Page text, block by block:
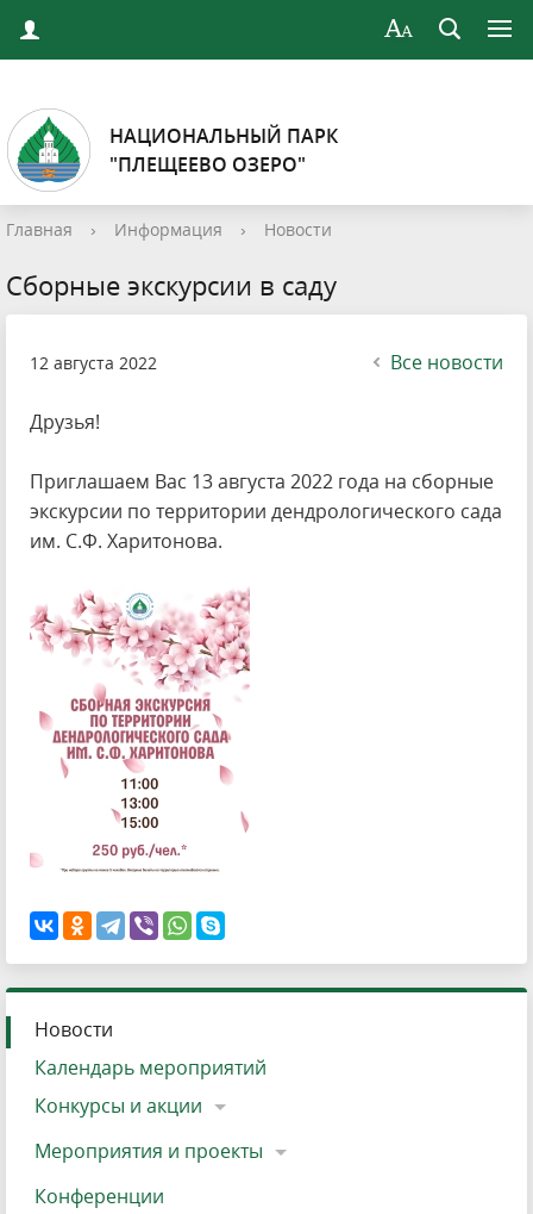
НАЦИОНАЛЬНЫЙ ПАРК
"ПЛЕЩЕЕВО ОЗЕРО"
Главная › Информация › Новости
Сборные экскурсии в саду
12 августа 2022 Все новости
Друзья!
Приглашаем Вас 13 августа 2022 года на сборные
экскурсии по территории дендрологического сада
им. С.Ф. Харитонова.
Новости
Календарь мероприятий
Конкурсы и акции
Мероприятия и проекты
Конференции